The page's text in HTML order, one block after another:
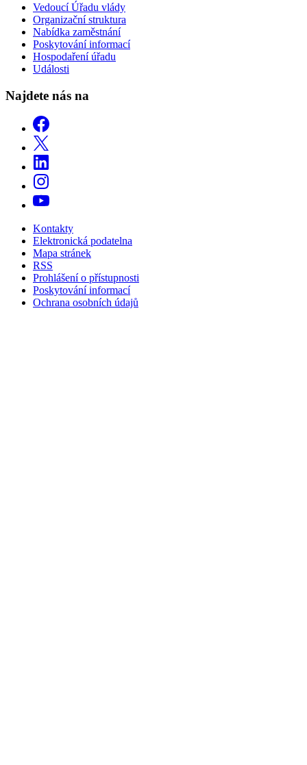
Vedoucí Úřadu vlády
Organizační struktura
Nabídka zaměstnání
Poskytování informací
Hospodaření úřadu
Události
Najdete nás na
Kontakty
Elektronická podatelna
Mapa stránek
RSS
Prohlášení o přístupnosti
Poskytování informací
Ochrana osobních údajů